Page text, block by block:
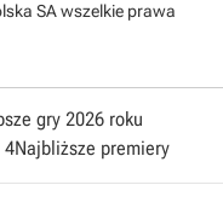
SA wszelkie prawa
gry 2026 roku
4Najbliższe premiery